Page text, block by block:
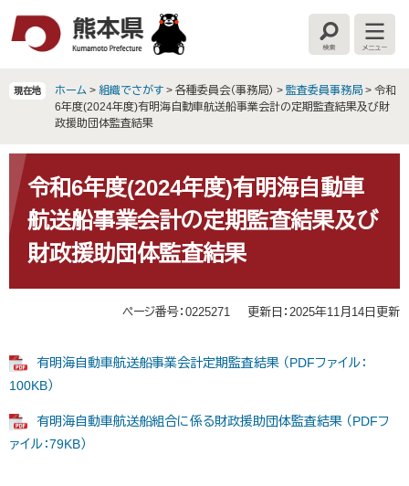
へ
検
索
メ
ニ
ー
現在地 ホーム > 組織でさがす > 各種委員会（事務局） > 監査委員事務局 > 令和
6年度(2024年度)有明海自動車航送船事業会計の定期監査結果及び財
政援助団体監査結果
文 令和6年度(2024年度)有明海自動車
航送船事業会計の定期監査結果及び
財政援助団体監査結果
ページ番号：0225271 更新日：2025年11月14日更新
有明海自動車航送船事業会計定期監査結果 （PDFファイル：
100KB）
有明海自動車航送船組合に係る財政援助団体監査結果 （PDFフ
ァイル：79KB）